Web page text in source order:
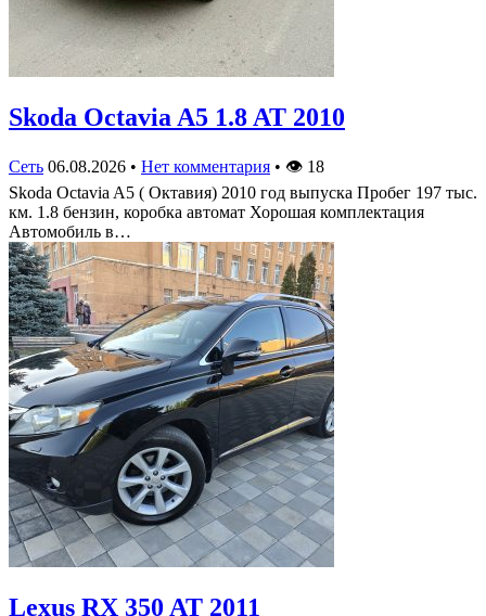
Skoda Octavia A5 1.8 AT 2010
Сеть 06.08.2026 • Нет комментария • 👁 18
Skoda Octavia A5 ( Октавия) 2010 год выпуска Пробег 197 тыс.
км. 1.8 бензин, коробка автомат Хорошая комплектация
Автомобиль в…
Lexus RX 350 AT 2011